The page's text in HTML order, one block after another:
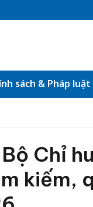
sách & Pháp luật
Chỉ
kiếm,